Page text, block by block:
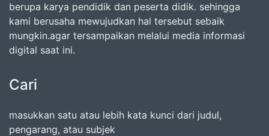
berupa karya pendidik dan peserta didik. sehingga
kami berusaha mewujudkan hal tersebut sebaik
mungkin.agar tersampaikan melalui media informasi
digital saat ini.
Cari
masukkan satu atau lebih kata kunci dari judul,
pengarang, atau subjek